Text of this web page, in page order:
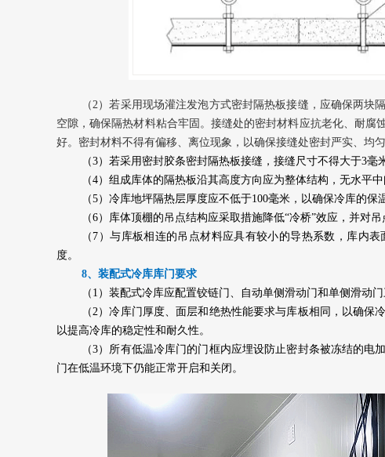
（2）若采用现场灌注发泡方式密封隔热板接缝，应确保两
空隙，确保隔热材料粘合牢固。接缝处的密封材料应抗老化、耐
好。密封材料不得有偏移、离位现象，以确保接缝处密封严实、均匀
（3）若采用密封胶条密封隔热板接缝，接缝尺寸不得大于3毫
（4）组成库体的隔热板沿其高度方向应为整体结构，无水平
（5）冷库地坪隔热层厚度应不低于100毫米，以确保冷库的保
（6）库体顶棚的吊点结构应采取措施降低“冷桥”效应，并对
（7）与库板相连的吊点材料应具有较小的导热系数，库内
度。
8、装配式冷库库门要求
（1）装配式冷库应配置铰链门、自动单侧滑动门和单侧滑动
（2）冷库门厚度、面层和绝热性能要求与库板相同，以确
以提高冷库的稳定性和耐久性。
（3）所有低温冷库门的门框内应埋设防止密封条被冻结的
门在低温环境下仍能正常开启和关闭。